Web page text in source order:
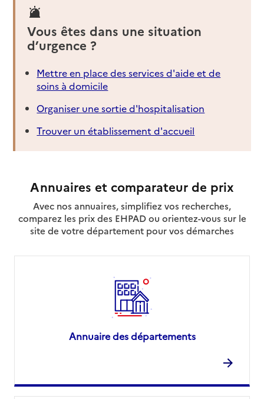
Vous êtes dans une situation
d’urgence ?
Mettre en place des services d'aide et de
soins à domicile
Organiser une sortie d'hospitalisation
Trouver un établissement d'accueil
Annuaires et comparateur de prix
Avec nos annuaires, simplifiez vos recherches,
comparez les prix des EHPAD ou orientez-vous sur le
site de votre département pour vos démarches
Annuaire des départements